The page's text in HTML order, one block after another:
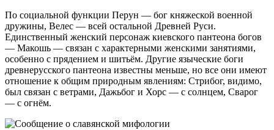
По социальной функции Перун — бог княжеской военной
дружины, Велес — всей остальной Древней Руси.
Единственный женский персонаж киевского пантеона богов
— Макошь — связан с характерными женскими занятиями,
особенно с прядением и шитьём. Другие языческие боги
древнерусского пантеона известны меньше, но все они имеют
отношение к общим природным явлениям: Стрибог, видимо,
был связан с ветрами, Дажьбог и Хорс — с солнцем, Сварог
— с огнём.